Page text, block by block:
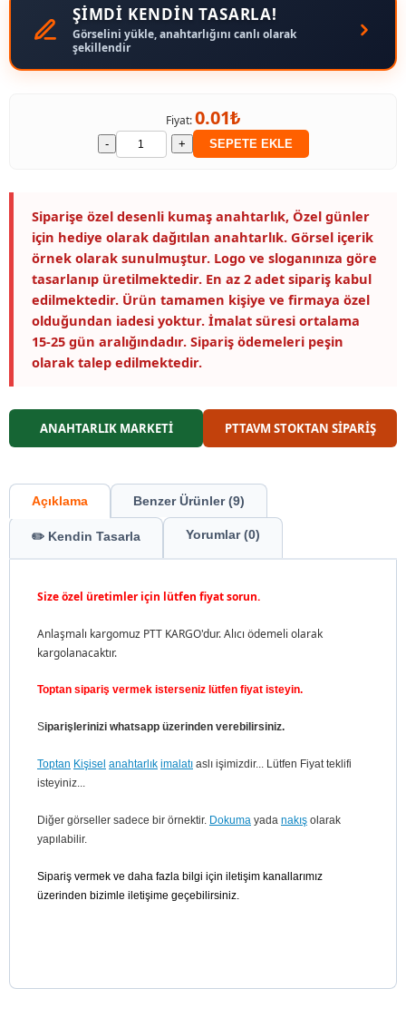
ŞİMDİ KENDİN TASARLA!
Görselini yükle, anahtarlığını canlı olarak
şekillendir
Fiyat:0.01₺
- + SEPETE EKLE
Siparişe özel desenli kumaş anahtarlık, Özel günler
için hediye olarak dağıtılan anahtarlık. Görsel içerik
örnek olarak sunulmuştur. Logo ve sloganınıza göre
tasarlanıp üretilmektedir. En az 2 adet sipariş kabul
edilmektedir. Ürün tamamen kişiye ve firmaya özel
olduğundan iadesi yoktur. İmalat süresi ortalama
15-25 gün aralığındadır. Sipariş ödemeleri peşin
olarak talep edilmektedir.
ANAHTARLIK MARKETİ PTTAVM STOKTAN SİPARİŞ
Açıklama Benzer Ürünler (9)
✏️ Kendin Tasarla Yorumlar (0)
Size özel üretimler için lütfen fiyat sorun.
Anlaşmalı kargomuz PTT KARGO'dur. Alıcı ödemeli olarak
kargolanacaktır.
Toptan sipariş vermek isterseniz lütfen fiyat isteyin.
Siparişlerinizi whatsapp üzerinden verebilirsiniz.
Toptan Kişisel anahtarlık imalatı aslı işimizdir... Lütfen Fiyat teklifi
isteyiniz...
Diğer görseller sadece bir örnektir. Dokuma yada nakış olarak
yapılabilir.
Sipariş vermek ve daha fazla bilgi için iletişim kanallarımız
üzerinden bizimle iletişime geçebilirsiniz.